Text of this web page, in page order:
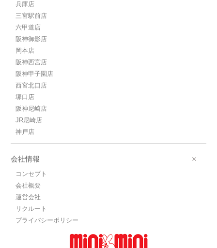
兵庫店
三宮駅前店
六甲道店
阪神御影店
岡本店
阪神西宮店
阪神甲子園店
西宮北口店
塚口店
阪神尼崎店
JR尼崎店
神戸店
会社情報
コンセプト
会社概要
運営会社
リクルート
プライバシーポリシー